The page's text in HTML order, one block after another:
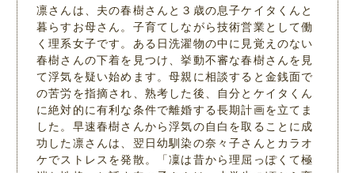
凛さんは、夫の春樹さんと３歳の息子ケイタくんと
暮らすお母さん。子育てしながら技術営業として働
く理系女子です。ある日洗濯物の中に見覚えのない
春樹さんの下着を見つけ、挙動不審な春樹さんを見
て浮気を疑い始めます。母親に相談すると金銭面で
の苦労を指摘され、熟考した後、自分とケイタくん
に絶対的に有利な条件で離婚する長期計画を立てま
した。早速春樹さんから浮気の自白を取ることに成
功した凛さんは、翌日幼馴染の奈々子さんとカラオ
ケでストレスを発散。「凜は昔から理屈っぽくて極